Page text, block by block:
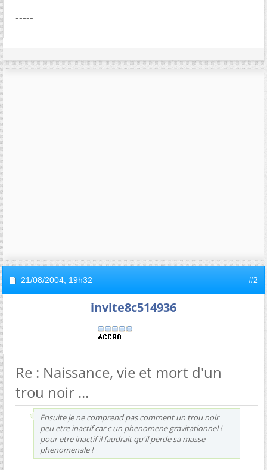
-----
21/08/2004, 19h32 #2
invite8c514936
Re : Naissance, vie et mort d'un
trou noir ...
Ensuite je ne comprend pas comment un trou noir
peu etre inactif car c un phenomene gravitationnel !
pour etre inactif il faudrait qu'il perde sa masse
phenomenale !